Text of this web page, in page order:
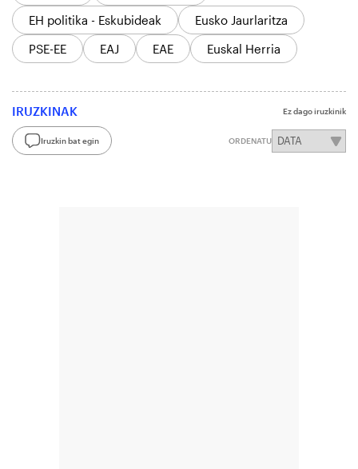
EH politika - Eskubideak
Eusko Jaurlaritza
PSE-EE
EAJ EAE Euskal Herria
IRUZKINAK Ez dago iruzkinik
Iruzkin bat egin ORDENATU